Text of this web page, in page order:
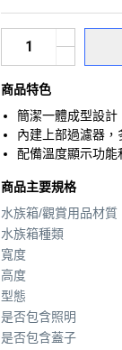
商品特色
簡潔一體成型設計
內建上部過濾器，
配備溫度顯示功能
商品主要規格
水族箱/觀賞用品材質
水族箱種類
寬度
高度
型態
是否包含照明
是否包含蓋子